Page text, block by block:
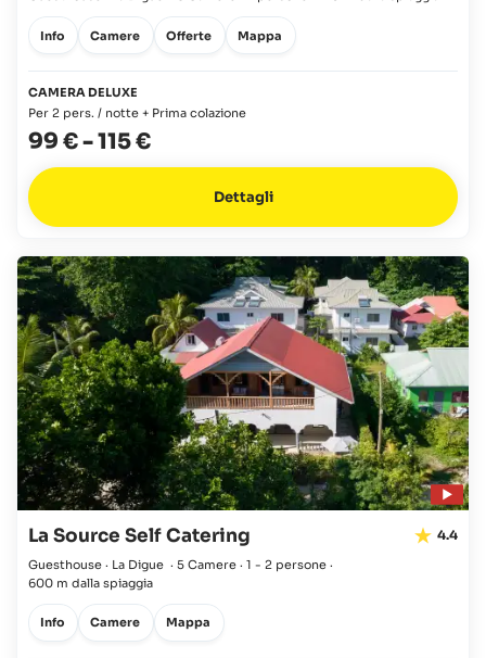
Info Camere Offerte Mappa
CAMERA DELUXE
Per 2 pers. / notte + Prima colazione
99 €-115 €
Dettagli
La Source Self Catering 4.4
Guesthouse · La Digue · 5 Camere · 1 - 2 persone ·
600 m dalla spiaggia
Info Camere Mappa